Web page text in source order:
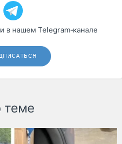
в нашем Telegram‑канале
теме